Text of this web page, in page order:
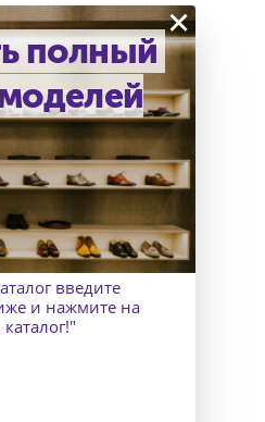
клиентов
организуем
и отправим
мерок.
размер?
полный
×
введите
и нажмите на